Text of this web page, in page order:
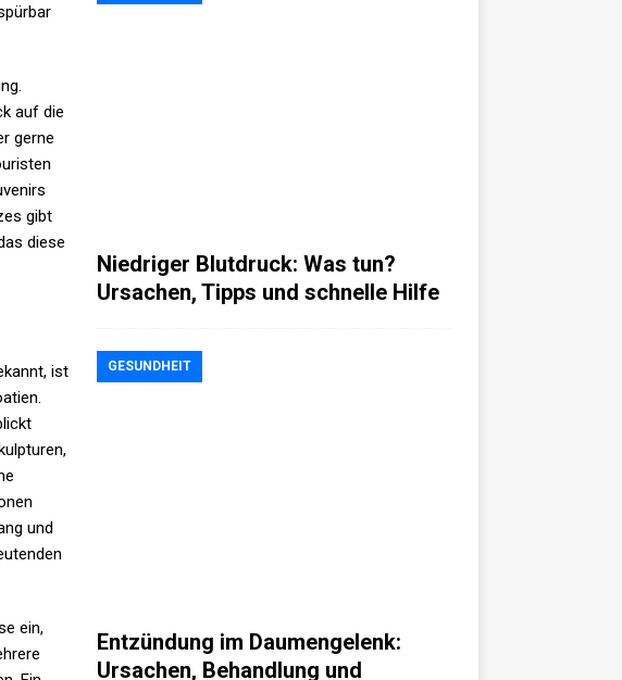
auf die
gerne
gibt
diese
ist
und
ein,
Niedriger Blutdruck: Was tun?
Ursachen, Tipps und schnelle Hilfe
GESUNDHEIT
Entzündung im Daumengelenk:
Ursachen, Behandlung und